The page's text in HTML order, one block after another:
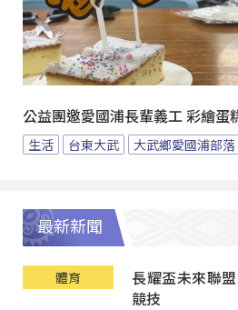
公益團邀愛國浦長輩義工 彩繪蛋
生活 台東大武 大武鄉愛國浦部落
最新新聞
體育
長耀盃未來聯
競技